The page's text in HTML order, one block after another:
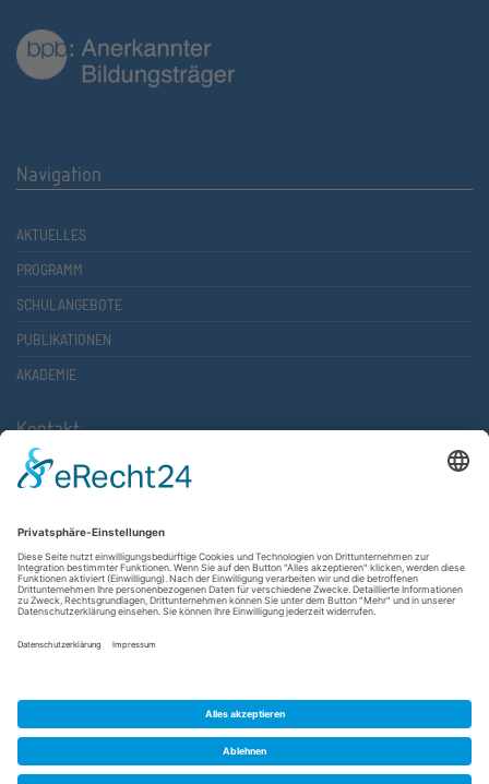
Navigation
AKTUELLES
PROGRAMM
SCHULANGEBOTE
PUBLIKATIONEN
AKADEMIE
Kontakt
Atlantische Akademie Rheinland-Pfalz e.V.
67657 Kaiserslautern
FON 0631 36610-0
FAX 0631 36610-15
©2026 Atlantische Akademie Rheinland-Pfalz e. V. |
Datenschutzerklärung|AGB
Cookie-Einstellungen